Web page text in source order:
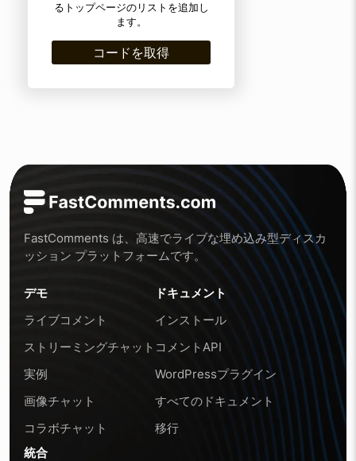
るトップページのリストを追加し
ます。
コードを取得
FastComments は、高速でライブな埋め込み型ディスカ
ッション プラットフォームです。
デモ
ライブコメント
ストリーミングチャット
実例
画像チャット
コラボチャット
ドキュメント
インストール
コメントAPI
WordPressプラグイン
すべてのドキュメント
移行
統合